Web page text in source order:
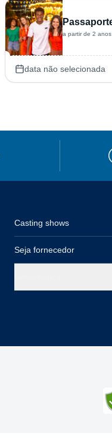
a partir de 2 anos
data não selecionada
Casting shows
Seja fornecedor